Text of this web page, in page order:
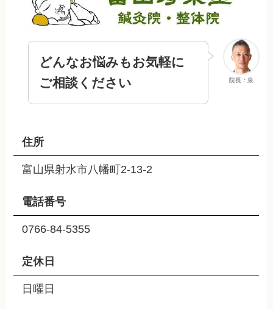
院長：泉
どんなお悩みもお気軽に
ご相談ください
住所
富山県射水市八幡町2-13-2
電話番号
0766-84-5355
定休日
日曜日